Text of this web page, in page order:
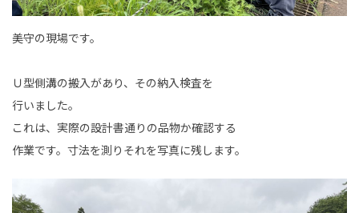
美守の現場です。
Ｕ型側溝の搬入があり、その納入検査を
行いました。
これは、実際の設計書通りの品物か確認する
作業です。寸法を測りそれを写真に残します。